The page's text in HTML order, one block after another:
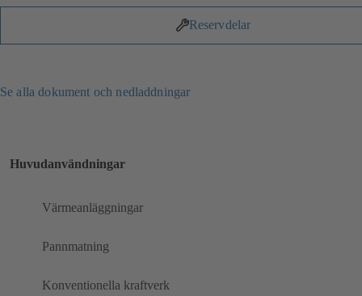
Reservdelar
Se alla dokument och nedladdningar
Huvudanvändningar
Värmeanläggningar
Pannmatning
Konventionella kraftverk